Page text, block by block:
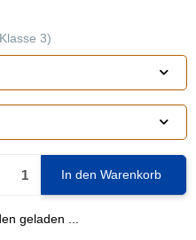
3)
In den Warenkorb
geladen ...